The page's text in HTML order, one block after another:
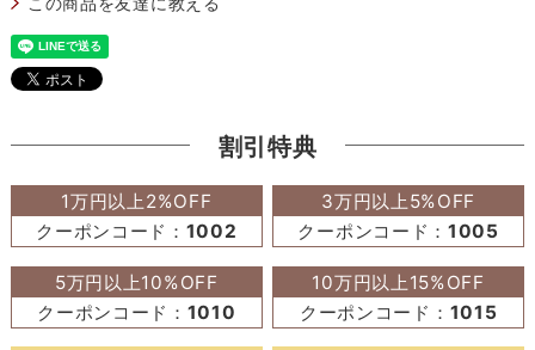
割引特典
1万円以上2%OFF
クーポンコード： 1002
3万円以上5%OFF
クーポンコード：1005
5万円以上10%OFF
クーポンコード： 1010
10万円以上15%OFF
クーポンコード： 1015